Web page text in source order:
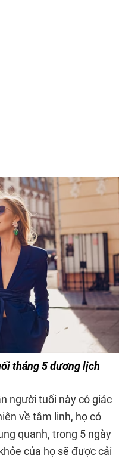
tháng 5 dương lịch
người tuổi này có giác
về tâm linh, họ có
quanh, trong 5 ngày
của họ sẽ được cải